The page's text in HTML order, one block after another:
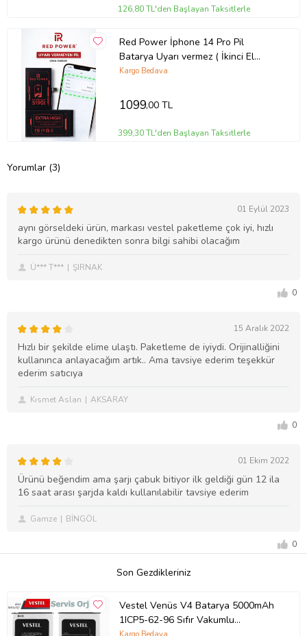
126,80 TL'den Başlayan Taksitlerle
Red Power İphone 14 Pro Pil
Batarya Uyarı vermez ( İkinci El
Yazar )+Sıvı Bandı
Kargo Bedava
1099,00 TL
399,30 TL'den Başlayan Taksitlerle
Yorumlar (3)
01 Eylül 2023
aynı görseldeki ürün, markası vestel paketleme çok iyi, hızlı
kargo ürünü denedikten sonra bilgi sahibi olacağım
Ü*** T*** ŞIRNAK
0
15 Aralık 2022
Hızlı bir şekilde elime ulaştı. Paketleme de iyiydi. Orijinalliğini
kullanınca anlayacağım artık.. Ama tavsiye ederim teşekkür
ederim satıcıya
Kısmet Aslan AKSARAY
0
01 Ekim 2022
Ürünü beğendim ama şarjı çabuk bitiyor ilk geldiği gün 12 ila
16 saat arası şarjda kaldı kullanılabilir tavsiye ederim
Gamze BİNGÖL
0
Son Gezdikleriniz
Vestel Venüs V4 Batarya 5000mAh
1ICP5-62-96 Sıfır Vakumlu